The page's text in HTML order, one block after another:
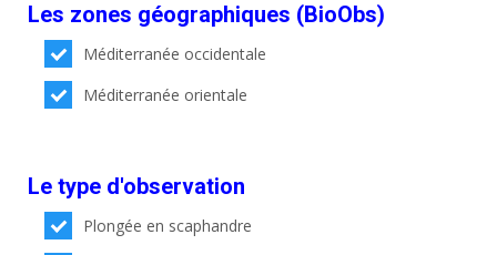
Les zones géographiques (BioObs)
Méditerranée occidentale
Méditerranée orientale
Le type d'observation
Plongée en scaphandre